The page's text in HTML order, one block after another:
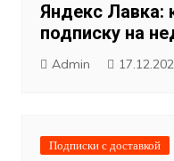
Яндекс Лавка:
подписку на
Admin
Подписки с доставкой